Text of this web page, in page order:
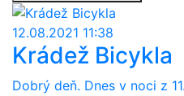
12.08.2021 11:38
Krádež Bicykla
Dobrý deň. Dnes v noci z